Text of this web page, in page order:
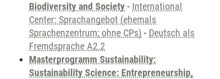
Biodiversity and Society - International
Center: Sprachangebot (ehemals
Sprachenzentrum; ohne CPs) - Deutsch als
Fremdsprache A2.2
Masterprogramm Sustainability:
Sustainability Science: Entrepreneurship,